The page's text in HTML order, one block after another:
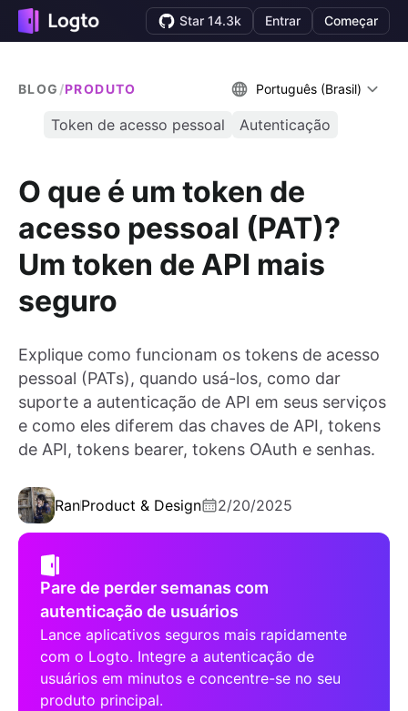
Star 14.3k Entrar Começar
BLOG /PRODUTO Português (Brasil)
Token de acesso pessoal Autenticação
O que é um token de
acesso pessoal (PAT)?
Um token de API mais
seguro
Explique como funcionam os tokens de acesso
pessoal (PATs), quando usá-los, como dar
suporte a autenticação de API em seus serviços
e como eles diferem das chaves de API, tokens
de API, tokens bearer, tokens OAuth e senhas.
RanProduct & Design 2/20/2025
Pare de perder semanas com
autenticação de usuários
Lance aplicativos seguros mais rapidamente
com o Logto. Integre a autenticação de
usuários em minutos e concentre-se no seu
produto principal.